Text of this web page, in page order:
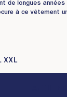
de longues années
à ce vêtement
XXL